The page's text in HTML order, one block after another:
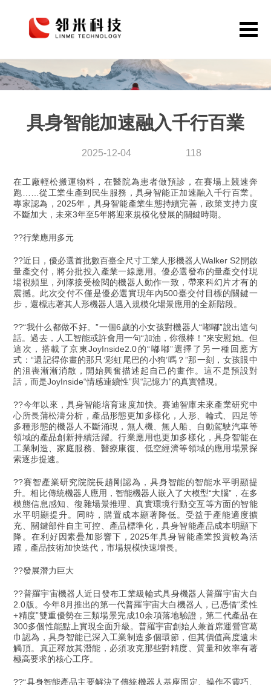
首頁
APP開發
作品案例
關于鄰米
聯系我們
具身智能加速融入千行百業
2025-12-04 118
在工廠輕松搬運物料，在醫院為患者做預診，在賽場上競速奔
跑……從工業生產到民生服務，具身智能正加速融入千行百業。
專家認為，2025年，具身智能產業生態持續完善，政策支持力度
不斷加大，未來3年至5年將迎來規模化發展的關鍵時期。
??行業應用多元
??近日，優必選首批數百臺全尺寸工業人形機器人Walker S2開啟
量產交付，將分批投入產業一線應用。優必選發布的量產交付現
場視頻里，列隊接受檢閱的機器人動作一致，帶來科幻片才有的
震撼。此次交付不僅是優必選實現年內500臺交付目標的關鍵一
步，還標志著其人形機器人邁入規模化場景應用的全新階段。
??“我什么都做不好。”一個6歲的小女孩對機器人“嘟嘟”說出這句
話。過去，人工智能或許會用一句“加油，你很棒！”來安慰她。但
這次，搭載了京東JoyInside2.0的“嘟嘟”選擇了另一種回應方
式：“還記得你畫的那只‘彩虹尾巴的小狗’嗎？”那一刻，女孩眼中
的沮喪漸漸消散，開始興奮描述起自己的畫作。這不是預設對
話，而是JoyInside“情感連續性”與“記憶力”的真實體現。
??今年以來，具身智能培育速度加快。賽迪智庫未來產業研究中
心所長蒲松濤分析，產品形態更加多樣化，人形、輪式、四足等
多種形態的機器人不斷涌現，無人機、無人船、自動駕駛汽車等
領域的產品創新持續活躍。行業應用也更加多樣化，具身智能在
工業制造、家庭服務、醫療康復、低空經濟等領域的應用場景探
索逐步提速。
??賽智產業研究院院長趙剛認為，具身智能的智能水平明顯提
升。相比傳統機器人應用，智能機器人嵌入了大模型“大腦”，在多
模態信息感知、復雜場景推理、真實環境行動交互等方面的智能
水平明顯提升。同時，購置成本顯著降低。受益于產能適度擴
充、關鍵部件自主可控、產品標準化，具身智能產品成本明顯下
降。在利好因素疊加影響下，2025年具身智能產業投資較為活
躍，產品技術加快迭代，市場規模快速增長。
??發展潛力巨大
??普羅宇宙機器人近日發布工業級輪式具身機器人普羅宇宙大白
2.0版。今年8月推出的第一代普羅宇宙大白機器人，已憑借“柔性
+精度”雙重優勢在三類場景完成10余項落地驗證，第二代產品在
300多個性能點上實現全面升級。普羅宇宙創始人兼首席運營官葛
巾認為，具身智能已深入工業制造多個環節，但其價值高度遠未
觸頂。真正釋放其潛能，必須攻克那些對精度、質量和效率有著
極高要求的核心工序。
??“具身智能產品主要解決了傳統機器人基座固定、操作不靈巧、